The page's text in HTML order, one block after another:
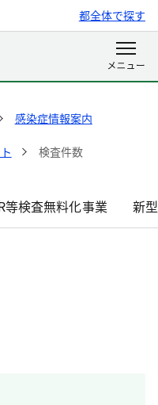
都全体で探す
感染症情報案内
検査件数
等検査無料化事業 新